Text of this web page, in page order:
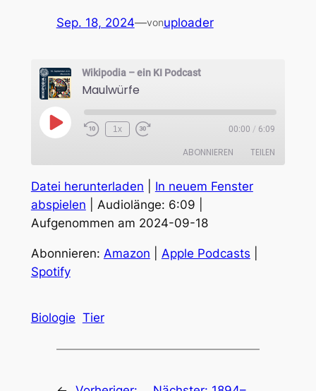
Sep. 18, 2024—vonuploader
Wikipodia – ein KI Podcast
Maulwürfe
Play
Episode
1x 00:00 / 6:09
ABONNIEREN TEILEN
Amazon Apple Podcasts
TEILEN
LINK
EMBED
Datei herunterladen
In neuem Fenster
abspielen
Audiolänge: 6:09
Aufgenommen am 2024-09-18
Abonnieren: Amazon Apple Podcasts
Spotify
Biologie Tier